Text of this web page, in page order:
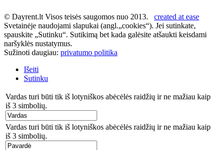
© Dayrent.lt Visos teisės saugomos nuo 2013. created at ease
Svetainėje naudojami slapukai (angl.„cookies“). Jei sutinkate,
spauskite „Sutinku“. Sutikimą bet kada galėsite atšaukti keisdami
naršyklės nustatymus.
Sužinoti daugiau: privatumo politika
Išeiti
Sutinku
Vardas turi būti tik iš lotyniškos abėcėlės raidžių ir ne mažiau kaip
iš 3 simbolių.
Vardas turi būti tik iš lotyniškos abėcėlės raidžių ir ne mažiau kaip
iš 3 simbolių.